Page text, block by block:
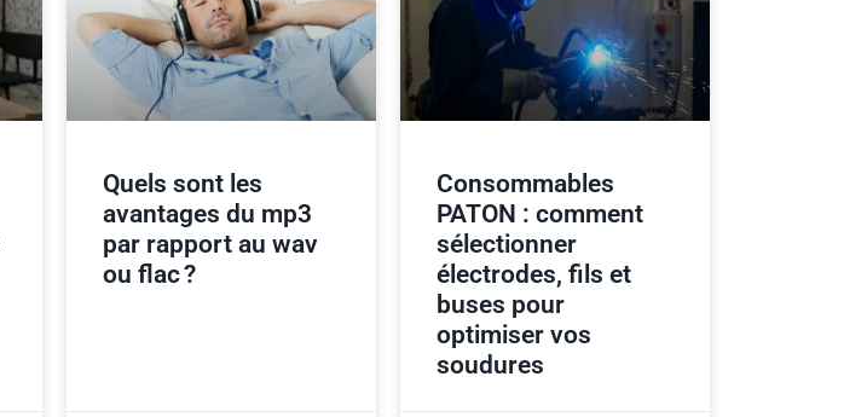
Quels sont les
avantages du mp3
par rapport au wav
ou flac ?
Consommables
PATON : comment
sélectionner
électrodes, fils et
buses pour
optimiser vos
soudures